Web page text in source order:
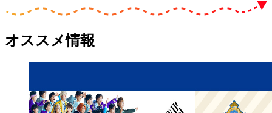
オススメ情報